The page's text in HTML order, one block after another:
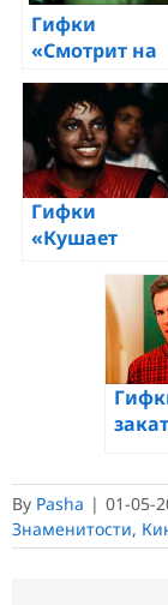
Гифки
«Смотрит на
часы в
ожидании» —
GIF картинки
Гифки
«Кушает
GIF
By Pasha | 01-05-
Знаменитости,